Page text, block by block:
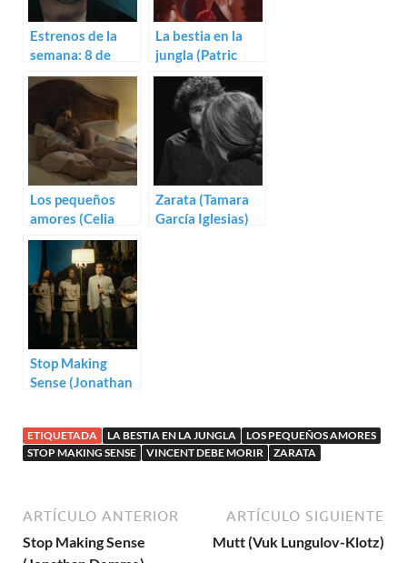
Estrenos de la
semana: 8 de
marzo (2024)
La bestia en la
jungla (Patric
Chiha)
Los pequeños
amores (Celia
Rico Clavellino)
Zarata (Tamara
García Iglesias)
Stop Making
Sense (Jonathan
ETIQUETADA LA BESTIA EN LA JUNGLA
LOS PEQUEÑOS AMORES
STOP MAKING SENSE
VINCENT DEBE MORIR ZARATA
ARTÍCULO ANTERIOR
Stop Making Sense
ARTÍCULO SIGUIENTE
Mutt (Vuk Lungulov-Klotz)